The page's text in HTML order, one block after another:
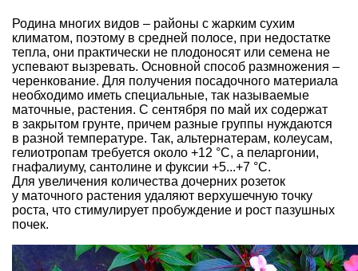
Родина многих видов – районы с жарким сухим
климатом, поэтому в средней полосе, при недостатке
тепла, они практически не плодоносят или семена не
успевают вызревать. Основной способ размножения –
черенкование. Для получения посадочного материала
необходимо иметь специальные, так называемые
маточные, растения. С сентября по май их содержат
в закрытом грунте, причем разные группы нуждаются
в разной температуре. Так, альтернатерам, колеусам,
гелиотропам требуется около +12 °С, а пеларгонии,
гнафалиуму, сантолине и фуксии +5...+7 °С.
Для увеличения количества дочерних розеток
у маточного растения удаляют верхушечную точку
роста, что стимулирует пробуждение и рост пазушных
почек.